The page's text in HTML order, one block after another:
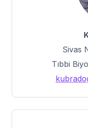
Sivas
Tıbbi